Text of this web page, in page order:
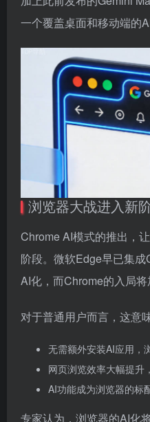
一个覆盖桌面和移动端的
浏览器大战进入新
Chrome AI模式的推出，
阶段。微软Edge早已集
AI化，而Chrome的入局将
对于普通用户而言，这意
无需额外安装AI应用，
网页浏览效率大幅提升
AI功能成为浏览器的标
专家认为，浏览器的AI化